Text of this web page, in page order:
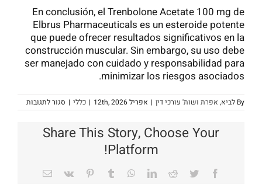
En conclusión, el Trenbolone Acetate 100 mg de
Elbrus Pharmaceuticals es un esteroide potente
que puede ofrecer resultados significativos en la
construcción muscular. Sin embargo, su uso debe
ser manejado con cuidado y responsabilidad para
minimizar los riesgos asociados.
By לביא, אפרת ושות' עורכי דין | אפריל 12th, 2026 | כללי | סגור לתגובותעל
Share This Story, Choose Your
Platform!
Facebook
Twitter
Reddit
LinkedIn
WhatsApp
Tumblr
Pinterest
Vk
Email